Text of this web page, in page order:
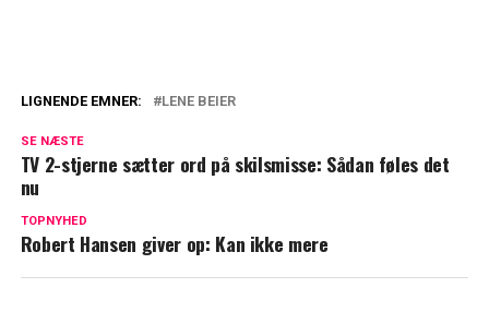
LIGNENDE EMNER: LENE BEIER
SE NÆSTE
TV 2-stjerne sætter ord på skilsmisse: Sådan føles det
nu
TOPNYHED
Robert Hansen giver op: Kan ikke mere